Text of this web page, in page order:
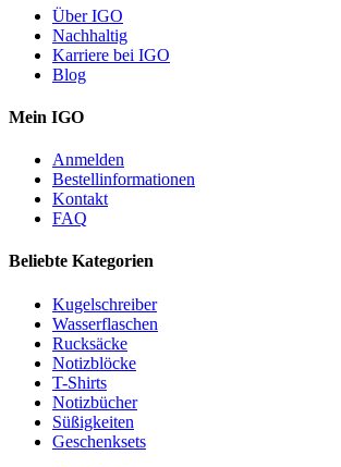
Über IGO
Nachhaltig
Karriere bei IGO
Blog
Mein IGO
Anmelden
Bestellinformationen
Kontakt
FAQ
Beliebte Kategorien
Kugelschreiber
Wasserflaschen
Rucksäcke
Notizblöcke
T-Shirts
Notizbücher
Süßigkeiten
Geschenksets